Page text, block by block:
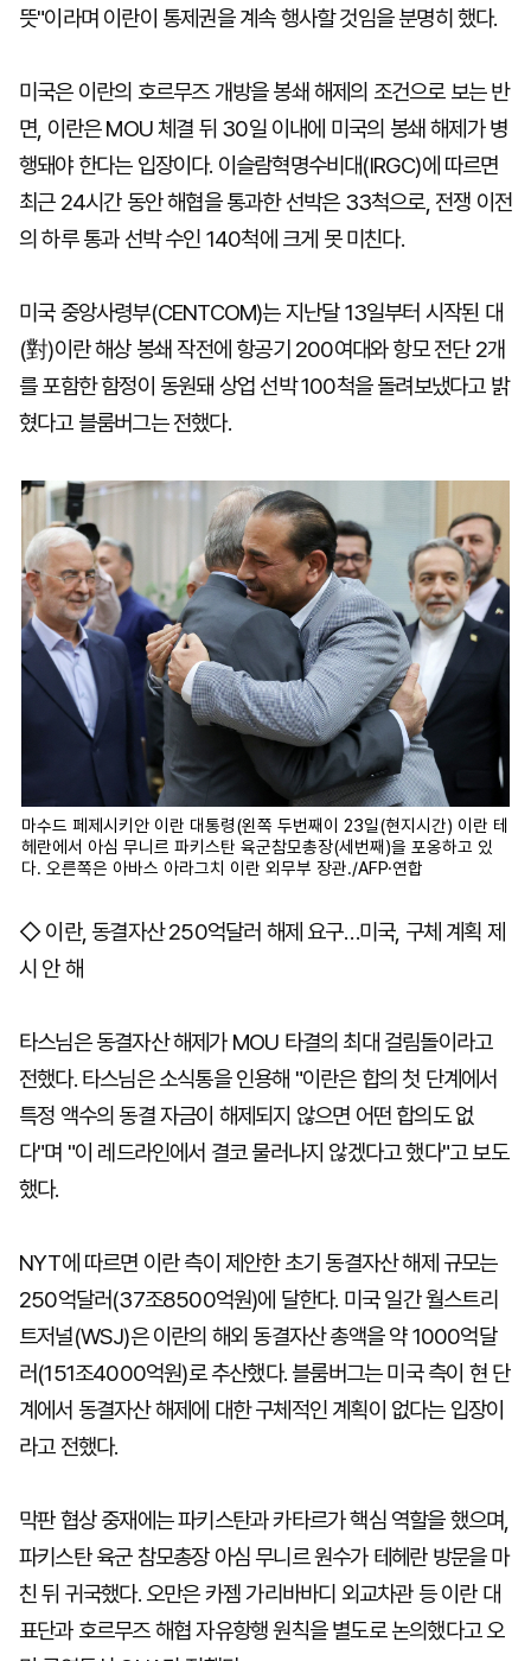
뜻"이라며 이란이 통제권을 계속 행사할 것임을 분명히 했다.
미국은 이란의 호르무즈 개방을 봉쇄 해제의 조건으로 보는 반
면, 이란은 MOU 체결 뒤 30일 이내에 미국의 봉쇄 해제가 병
행돼야 한다는 입장이다. 이슬람혁명수비대(IRGC)에 따르면
최근 24시간 동안 해협을 통과한 선박은 33척으로, 전쟁 이전
의 하루 통과 선박 수인 140척에 크게 못 미친다.
미국 중앙사령부(CENTCOM)는 지난달 13일부터 시작된 대
(對)이란 해상 봉쇄 작전에 항공기 200여대와 항모 전단 2개
를 포함한 함정이 동원돼 상업 선박 100척을 돌려보냈다고 밝
혔다고 블룸버그는 전했다.
마수드 페제시키안 이란 대통령(왼쪽 두번째이 23일(현지시간) 이란 테
헤란에서 아심 무니르 파키스탄 육군참모총장(세번째)을 포옹하고 있
다. 오른쪽은 아바스 아라그치 이란 외무부 장관./AFP·연합
◇ 이란, 동결자산 250억달러 해제 요구…미국, 구체 계획 제
시 안 해
타스님은 동결자산 해제가 MOU 타결의 최대 걸림돌이라고
전했다. 타스님은 소식통을 인용해 "이란은 합의 첫 단계에서
특정 액수의 동결 자금이 해제되지 않으면 어떤 합의도 없
다"며 "이 레드라인에서 결코 물러나지 않겠다고 했다"고 보도
했다.
NYT에 따르면 이란 측이 제안한 초기 동결자산 해제 규모는
250억달러(37조8500억원)에 달한다. 미국 일간 월스트리
트저널(WSJ)은 이란의 해외 동결자산 총액을 약 1000억달
러(151조4000억원)로 추산했다. 블룸버그는 미국 측이 현 단
계에서 동결자산 해제에 대한 구체적인 계획이 없다는 입장이
라고 전했다.
막판 협상 중재에는 파키스탄과 카타르가 핵심 역할을 했으며,
파키스탄 육군 참모총장 아심 무니르 원수가 테헤란 방문을 마
친 뒤 귀국했다. 오만은 카젬 가리바바디 외교차관 등 이란 대
표단과 호르무즈 해협 자유항행 원칙을 별도로 논의했다고 오